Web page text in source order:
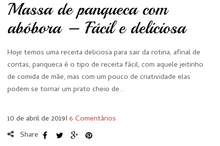
Massa de panqueca com
abóbora – Fácil e deliciosa
Hoje temos uma receita deliciosa para sair da rotina, afinal de
contas, panqueca é o tipo de receita fácil, com aquele jeitinho
de comida de mãe, mas com um pouco de criatividade elas
podem se tornar um prato cheio de…
10 de abril de 2019I 6 Comentários
Share